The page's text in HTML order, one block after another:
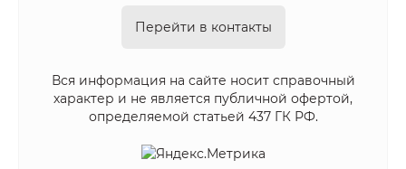
Перейти в контакты
Вся информация на сайте носит справочный
характер и не является публичной офертой,
определяемой статьей 437 ГК РФ.